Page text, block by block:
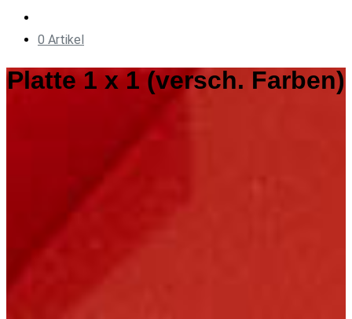
0 Artikel
Platte 1 x 1 (versch. Farben)